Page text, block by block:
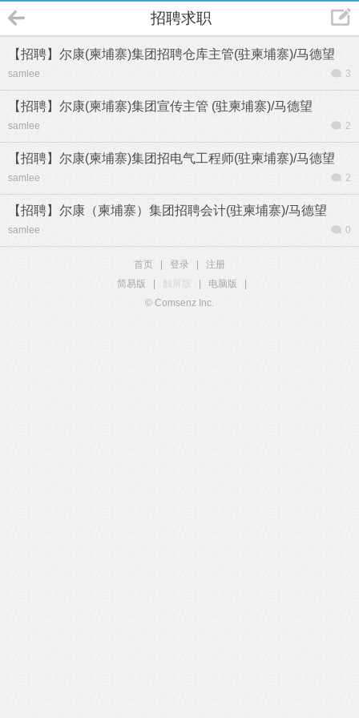
招聘求职
【招聘】尔康(柬埔寨)集团招聘仓库主管(驻柬埔寨)/马德望
samlee 3
【招聘】尔康(柬埔寨)集团宣传主管 (驻柬埔寨)/马德望
samlee 2
【招聘】尔康(柬埔寨)集团招电气工程师(驻柬埔寨)/马德望
samlee 2
【招聘】尔康（柬埔寨）集团招聘会计(驻柬埔寨)/马德望
samlee 0
首页 登录
注册
简易版
触屏版 电脑版
© Comsenz Inc.